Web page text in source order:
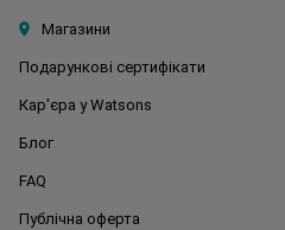
Магазини
Подарункові сертифікати
Кар'єра у Watsons
Блог
FAQ
Публічна оферта